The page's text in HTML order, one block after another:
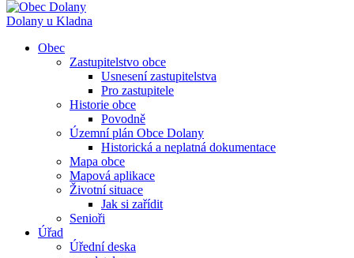
Dolany u Kladna
Obec
Zastupitelstvo obce
Usnesení zastupitelstva
Pro zastupitele
Historie obce
Povodně
Územní plán Obce Dolany
Historická a neplatná dokumentace
Mapa obce
Mapová aplikace
Životní situace
Jak si zařídit
Senioři
Úřad
Úřední deska